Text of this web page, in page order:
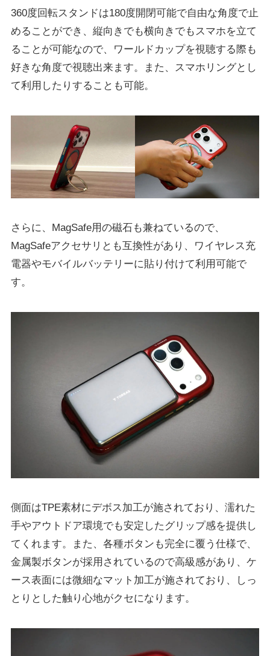
360度回転スタンドは180度開閉可能で自由な角度で止
めることができ、縦向きでも横向きでもスマホを立て
ることが可能なので、ワールドカップを視聴する際も
好きな角度で視聴出来ます。また、スマホリングとし
て利用したりすることも可能。
さらに、MagSafe用の磁石も兼ねているので、
MagSafeアクセサリとも互換性があり、ワイヤレス充
電器やモバイルバッテリーに貼り付けて利用可能で
す。
側面はTPE素材にデボス加工が施されており、濡れた
手やアウトドア環境でも安定したグリップ感を提供し
てくれます。また、各種ボタンも完全に覆う仕様で、
金属製ボタンが採用されているので高級感があり、ケ
ース表面には微細なマット加工が施されており、しっ
とりとした触り心地がクセになります。